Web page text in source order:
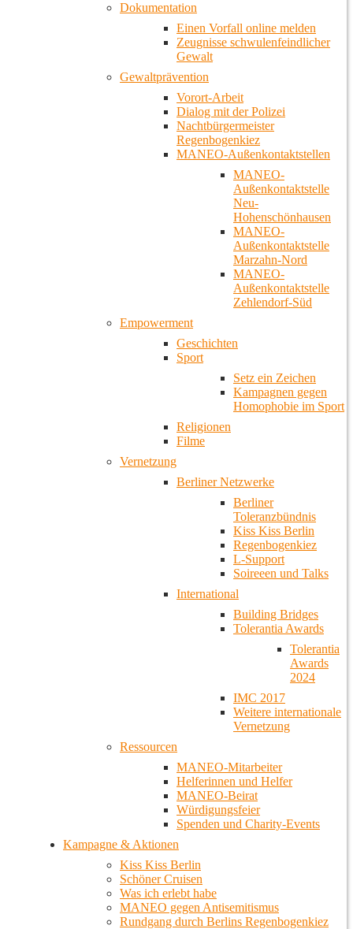
Dokumentation
Einen Vorfall online melden
Zeugnisse schwulenfeindlicher
Gewalt
Gewaltprävention
Vorort-Arbeit
Dialog mit der Polizei
Nachtbürgermeister
Regenbogenkiez
MANEO-Außenkontaktstellen
MANEO-
Außenkontaktstelle
Neu-
Hohenschönhausen
MANEO-
Außenkontaktstelle
Marzahn-Nord
MANEO-
Außenkontaktstelle
Zehlendorf-Süd
Empowerment
Geschichten
Sport
Setz ein Zeichen
Kampagnen gegen
Homophobie im Sport
Religionen
Filme
Vernetzung
Berliner Netzwerke
Berliner
Toleranzbündnis
Kiss Kiss Berlin
Regenbogenkiez
L-Support
Soireeen und Talks
International
Building Bridges
Tolerantia Awards
Tolerantia
Awards
2024
IMC 2017
Weitere internationale
Vernetzung
Ressourcen
MANEO-Mitarbeiter
Helferinnen und Helfer
MANEO-Beirat
Würdigungsfeier
Spenden und Charity-Events
Kampagne & Aktionen
Kiss Kiss Berlin
Schöner Cruisen
Was ich erlebt habe
MANEO gegen Antisemitismus
Rundgang durch Berlins Regenbogenkiez